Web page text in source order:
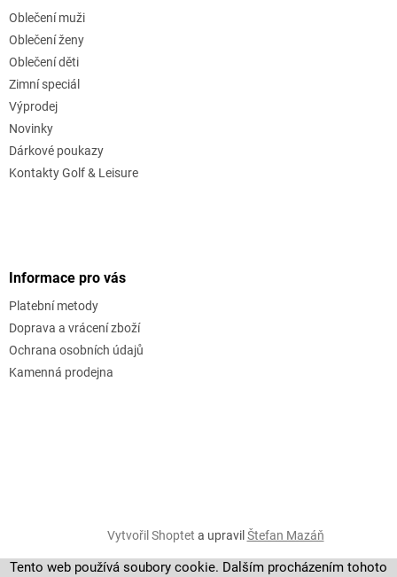
Tento web používá soubory cookie. Dalším procházením tohoto
Oblečení muži
Oblečení ženy
Oblečení děti
Zimní speciál
Výprodej
Novinky
Dárkové poukazy
Kontakty Golf & Leisure
Informace pro vás
Platební metody
Doprava a vrácení zboží
Ochrana osobních údajů
Kamenná prodejna
Vytvořil Shoptet a upravilŠtefan Mazáň